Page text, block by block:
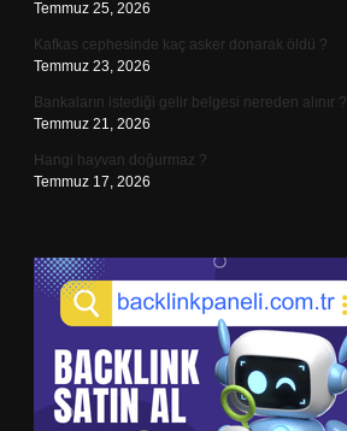
Temmuz 25, 2026
Kafkas cephesinde kaç asker donarak öldü ?
Temmuz 23, 2026
Bankaların istediği gelir belgesi nereden alınır ?
Temmuz 21, 2026
Hangi hayvan doğurmaz ?
Temmuz 17, 2026